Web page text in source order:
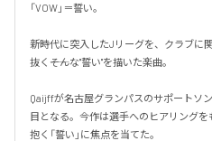
「VOW」＝誓い。
新時代に突入したJリーグを、クラブに
抜く――そんな"誓い"を描いた楽曲。
Qaijffが名古屋グランパスのサポートソ
目となる。今作は選手へのヒアリング
抱く「誓い」に焦点を当てた。